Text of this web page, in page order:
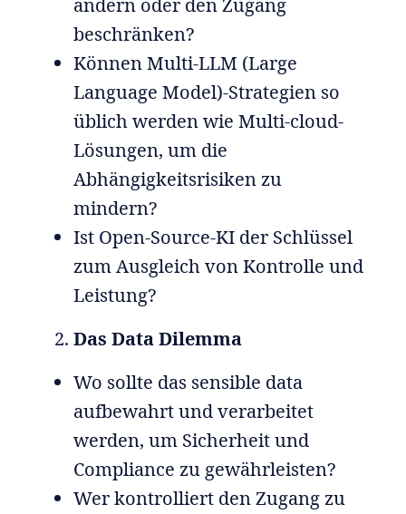
ändern oder den Zugang
beschränken?
Können Multi-LLM (Large
Language Model)-Strategien so
üblich werden wie Multi-cloud-
Lösungen, um die
Abhängigkeitsrisiken zu
mindern?
Ist Open-Source-KI der Schlüssel
zum Ausgleich von Kontrolle und
Leistung?
Das Data Dilemma
Wo sollte das sensible data
aufbewahrt und verarbeitet
werden, um Sicherheit und
Compliance zu gewährleisten?
Wer kontrolliert den Zugang zu